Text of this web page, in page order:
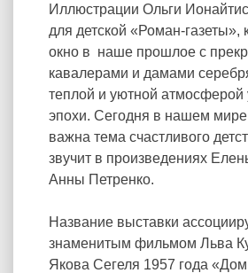
Иллюстрации Ольги
для детской «Роман-газеты»,
окно в наше прошлое с
кавалерами и дамами
теплой и уютной
эпохи. Сегодня в нашем
важна тема счастливого
звучит в произведениях
Анны Петренко.
Название выставки
знаменитым фильмом Льва
Якова Сегеля 1957 года